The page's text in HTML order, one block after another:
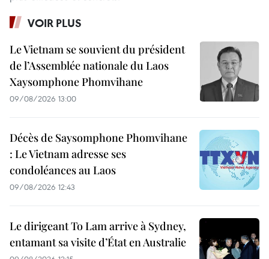
VOIR PLUS
Le Vietnam se souvient du président
de l’Assemblée nationale du Laos
Xaysomphone Phomvihane
09/08/2026 13:00
Décès de Saysomphone Phomvihane
: Le Vietnam adresse ses
condoléances au Laos
09/08/2026 12:43
Le dirigeant To Lam arrive à Sydney,
entamant sa visite d’État en Australie